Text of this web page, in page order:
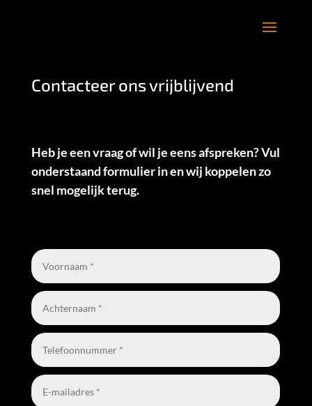
Contacteer ons vrijblijvend
Heb je een vraag of wil je eens afspreken? Vul
onderstaand formulier in en wij koppelen zo
snel mogelijk terug.